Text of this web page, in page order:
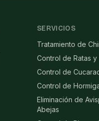
SERVICIOS
Tratamiento de
Control de Ratas y
Control de
Control de
Eliminación de
Abejas